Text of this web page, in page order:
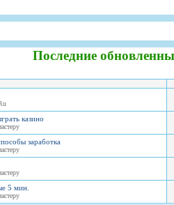
Последние
казино
заработка
5 мин.